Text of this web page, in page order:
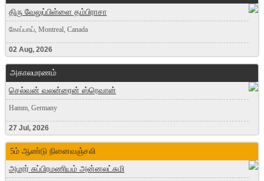
திரு வேலுப்பிள்ளை தம்பிராசா
கோப்பாய், Montreal, Canada
02 Aug, 2026
அகாலமரணம்
செல்வன் வலன்ரைன் ஸ்ரெவான்
Hamm, Germany
27 Jul, 2026
5ம் ஆண்டு நினைவஞ்சலி
அமரர் சுப்பிரமணியம் அன்னலட்சுமி